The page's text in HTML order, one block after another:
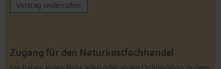
Vertrag widerrufen
Zugang für den Naturkostfachhandel